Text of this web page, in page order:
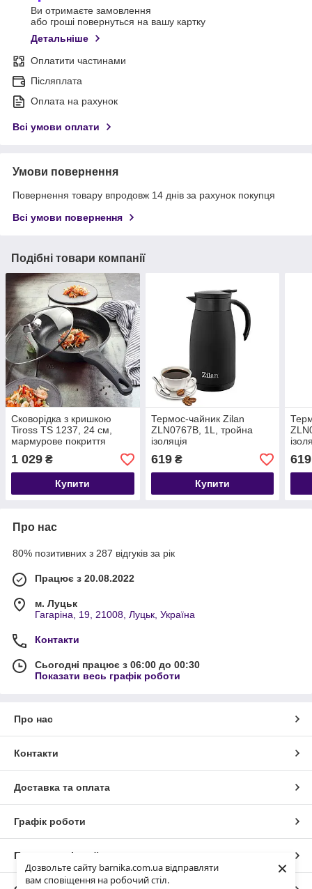
Дозвольте сайту barnika.com.ua відправляти
вам сповіщення на робочий стіл.
×
Ви отримаєте замовлення
або гроші повернуться на вашу картку
Детальніше
Оплатити частинами
Післяплата
Оплата на рахунок
Всі умови оплати
Умови повернення
Повернення товару впродовж 14 днів за рахунок покупця
Всі умови повернення
Подібні товари компанії
Сковорідка з кришкою
Tiross TS 1237, 24 см,
мармурове покриття
1 029 ₴
Купити
Термос-чайник Zilan
ZLN0767B, 1L, тройна
ізоляція
619₴
Купити
619
Про нас
80% позитивних з 287 відгуків за рік
Працює з 20.08.2022
м. Луцьк
Гагаріна, 19, 21008, Луцьк, Україна
Контакти
Сьогодні працює з 06:00 до 00:30
Показати весь графік роботи
Про нас
Контакти
Доставка та оплата
Графік роботи
Повна версія сайту